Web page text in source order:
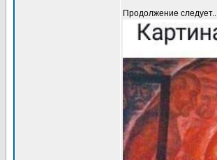
Продолжение следует..